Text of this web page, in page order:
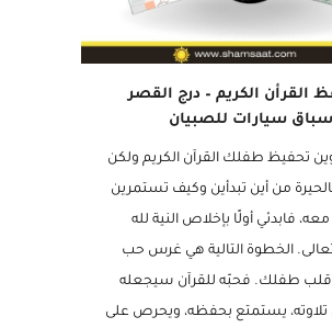
القرأن الكريم – درج القصر
سباق سيارات للصبيان
تحفيظ طفلك القرآن الكريم ولكن
من أين تبدأين وكيف تستمرين
فابدئي أولًا بإخلاص النية لله
الخطوة التالية هي غرس حب